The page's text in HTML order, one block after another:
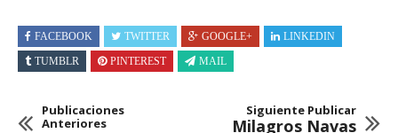
FACEBOOK TWITTER GOOGLE+
LINKEDIN
TUMBLR
PINTEREST MAIL
Publicaciones
Anteriores
Siguiente Publicar
Milagros Navas